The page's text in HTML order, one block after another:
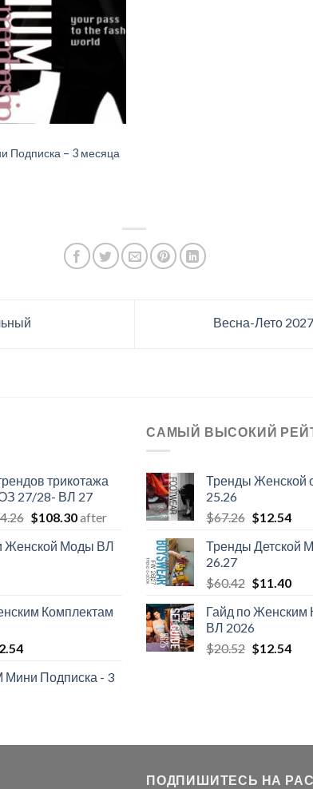
– 3 месяца
Весна-Лето
трикотажа
27/28- ВЛ 27
Первоначальная
составляла
$108.30Текущая
$108.30.
after
Женской Моды ВЛ
Комплектам
Текущая
$12.54.
Подписка - 3
САМЫЙ ВЫСОКИЙ
Тренды Женской
25.26
$67.26 $12.54
Тренды Детской
26.27
$60.42
$60.42.
$11.40
Гайд по Женским
ВЛ 2026
$20.52 $12.54
ПОДПИШИТЕСЬ НА